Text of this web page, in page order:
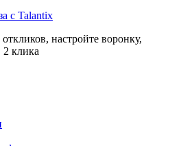
с Talantix
настройте воронку,
2 клика